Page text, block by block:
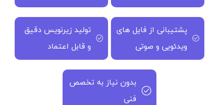
پشتیبانی از فایل های
ویدئویی و صوتی
تولید زیرنویس دقیق
و قابل اعتماد
بدون نیاز به تخصص
فنی